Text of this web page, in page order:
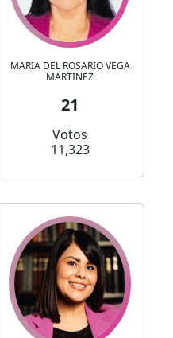
MARIA DEL ROSARIO VEGA
MARTINEZ
21
Votos
11,323